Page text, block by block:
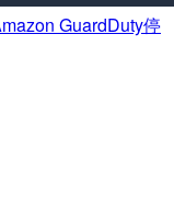
GuardDuty停